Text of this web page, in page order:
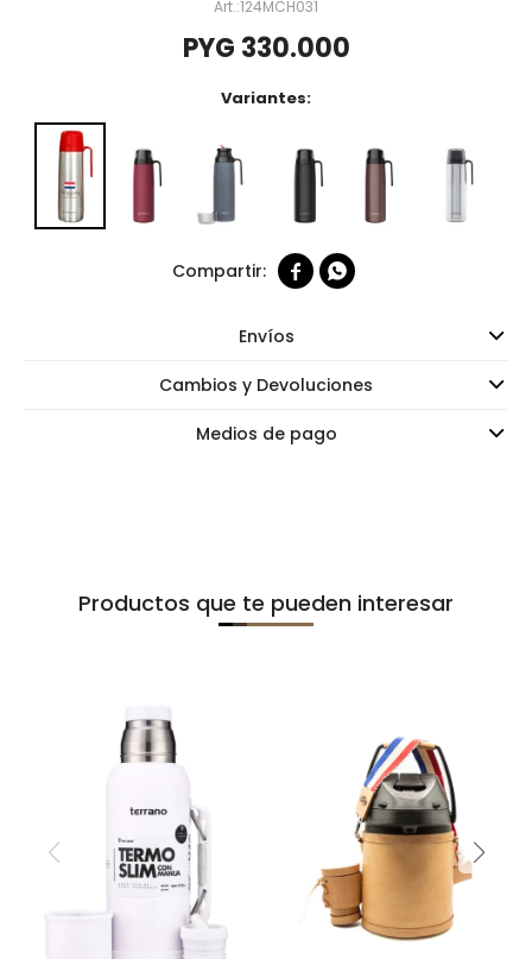
124MCH031
PYG 330.000
Variantes:
 
Envíos
Cambios y Devoluciones
Medios de pago
Productos que te pueden interesar